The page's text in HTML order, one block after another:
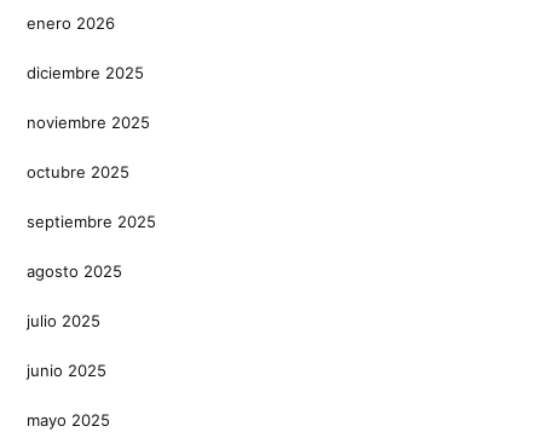
enero 2026
diciembre 2025
noviembre 2025
octubre 2025
septiembre 2025
agosto 2025
julio 2025
junio 2025
mayo 2025